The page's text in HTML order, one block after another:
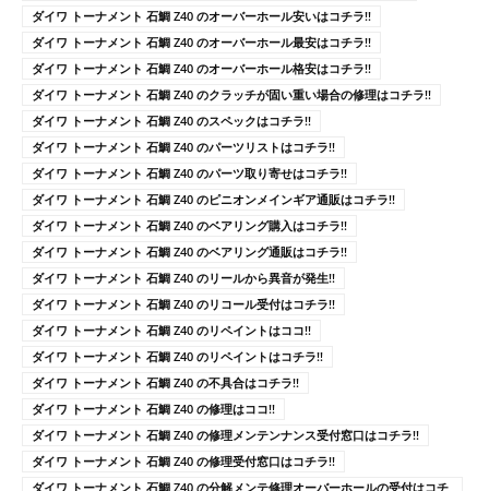
ダイワ トーナメント 石鯛 Z40 のオーバーホール安いはコチラ!!
ダイワ トーナメント 石鯛 Z40 のオーバーホール最安はコチラ!!
ダイワ トーナメント 石鯛 Z40 のオーバーホール格安はコチラ!!
ダイワ トーナメント 石鯛 Z40 のクラッチが固い重い場合の修理はコチラ!!
ダイワ トーナメント 石鯛 Z40 のスペックはコチラ!!
ダイワ トーナメント 石鯛 Z40 のパーツリストはコチラ!!
ダイワ トーナメント 石鯛 Z40 のパーツ取り寄せはコチラ!!
ダイワ トーナメント 石鯛 Z40 のピニオンメインギア通販はコチラ!!
ダイワ トーナメント 石鯛 Z40 のベアリング購入はコチラ!!
ダイワ トーナメント 石鯛 Z40 のベアリング通販はコチラ!!
ダイワ トーナメント 石鯛 Z40 のリールから異音が発生!!
ダイワ トーナメント 石鯛 Z40 のリコール受付はコチラ!!
ダイワ トーナメント 石鯛 Z40 のリペイントはココ!!
ダイワ トーナメント 石鯛 Z40 のリペイントはコチラ!!
ダイワ トーナメント 石鯛 Z40 の不具合はコチラ!!
ダイワ トーナメント 石鯛 Z40 の修理はココ!!
ダイワ トーナメント 石鯛 Z40 の修理メンテンナンス受付窓口はコチラ!!
ダイワ トーナメント 石鯛 Z40 の修理受付窓口はコチラ!!
ダイワ トーナメント 石鯛 Z40 の分解メンテ修理オーバーホールの受付はコチ